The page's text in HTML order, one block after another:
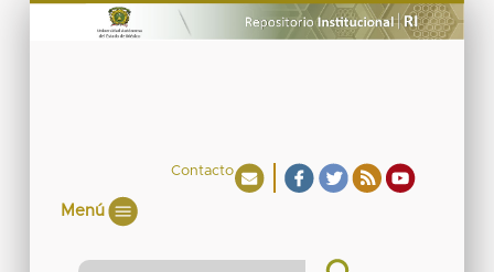
Contacto
Menú